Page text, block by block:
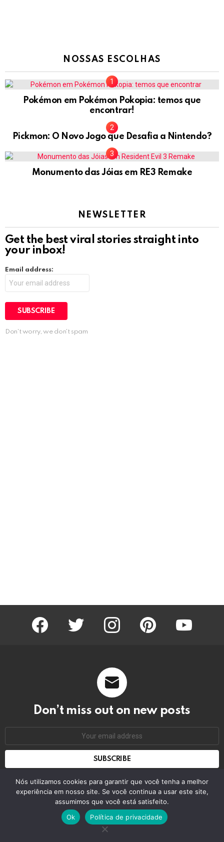
NOSSAS ESCOLHAS
Pokémon em Pokémon Pokopia: temos que
encontrar!
Pickmon: O Novo Jogo que Desafia a Nintendo?
Monumento das Jóias em RE3 Remake
NEWSLETTER
Get the best viral stories straight into
your inbox!
Email address:
Don't worry, we don't spam
facebook twitter instagram pinterest youtube
Don’t miss out on new posts
© 2026 by bring the pixel. Remember to change this
Contact us
Nós utilizamos cookies para garantir que você tenha a melhor
experiência em nosso site. Se você continua a usar este site,
assumimos que você está satisfeito.
Ok
Política de privacidade